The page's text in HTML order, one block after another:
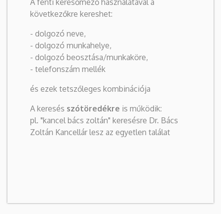
következőkre kereshet:
- dolgozó neve,
- dolgozó munkahelye,
- dolgozó beosztása/munkaköre,
- telefonszám mellék
és ezek tetszőleges kombinációja
A keresés szótöredékre is működik:
pl. "kancel bács zoltán" keresésre Dr. Bács
Zoltán Kancellár lesz az egyetlen találat